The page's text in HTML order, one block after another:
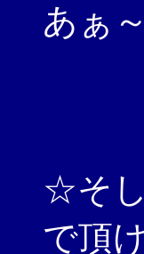
あぁ
☆そし
で頂